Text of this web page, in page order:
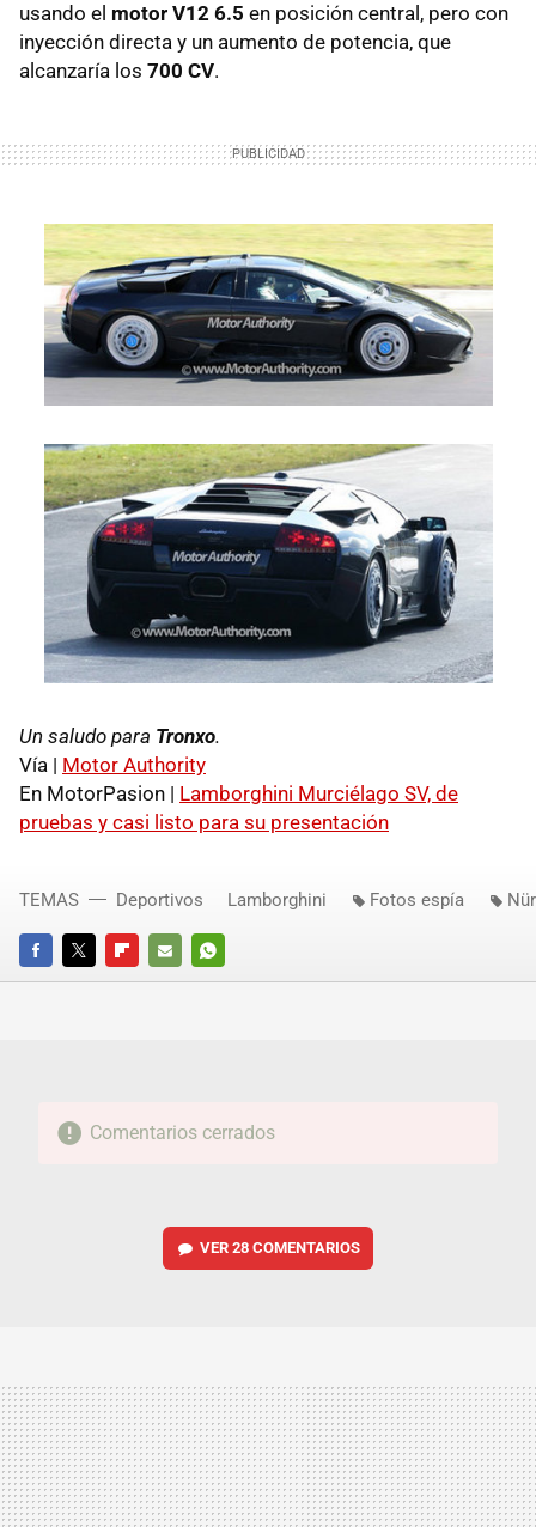
usando el motor V12 6.5 en posición central, pero con
inyección directa y un aumento de potencia, que
alcanzaría los 700 CV.
Un saludo para Tronxo.
Vía | Motor Authority
En MotorPasion | Lamborghini Murciélago SV, de
pruebas y casi listo para su presentación
FACEBOOKTWITTERFLIPBOARD
E-
WHATSAPP
TEMAS Deportivos Lamborghini Fotos espía
Comentarios cerrados
VER 28 COMENTARIOS